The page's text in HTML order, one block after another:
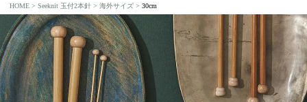
HOME Seeknit 玉付2本針 海外サイズ 30cm